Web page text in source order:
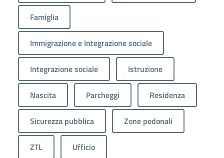
Famiglia
Immigrazione e Integrazione sociale
Integrazione sociale Istruzione
Nascita Parcheggi Residenza
Sicurezza pubblica Zone pedonali
ZTL Ufficio